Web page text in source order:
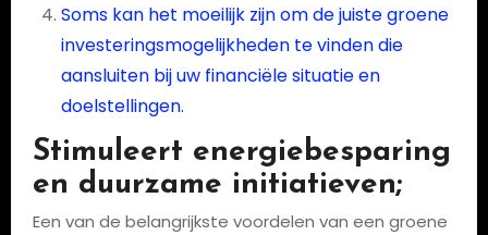
Soms kan het moeilijk zijn om de juiste groene
investeringsmogelijkheden te vinden die
aansluiten bij uw financiële situatie en
doelstellingen.
Stimuleert energiebesparing
en duurzame initiatieven;
Een van de belangrijkste voordelen van een groene